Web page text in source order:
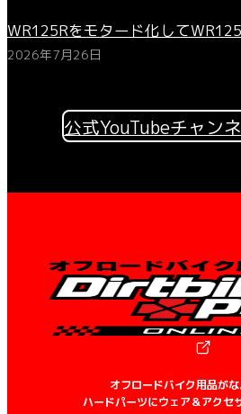
WR125Rをモタード化して
2026年7月26日
公式YouTubeチャン
オフロードバイク用品が
ハードパーツにウェア＆アクセ